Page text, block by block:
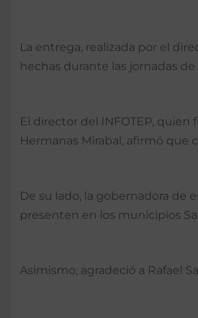
La entrega, realizada por el
hechas durante las jornadas de
El director del INFOTEP,
Hermanas Mirabal, afirmó que
De su lado, la gobernadora de
presenten en los municipios
Asimismo, agradeció a Rafael